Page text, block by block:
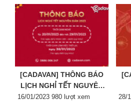
[CADAVAN] THÔNG BÁO
LỊCH NGHỈ TẾT NGUYÊN
ĐÁN 2023
Posted
16/01/2023 980 lượt xem 28/